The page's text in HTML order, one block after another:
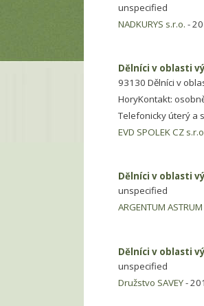
unspecified
NADKURYS s.r.o. -
Dělníci v oblasti
93130 Dělníci v
HoryKontakt:
Telefonicky úterý a
EVD SPOLEK CZ
Dělníci v oblasti
unspecified
ARGENTUM
Dělníci v oblasti
unspecified
Družstvo SAVEY-